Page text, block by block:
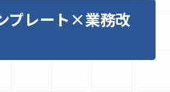
プレート×業務改